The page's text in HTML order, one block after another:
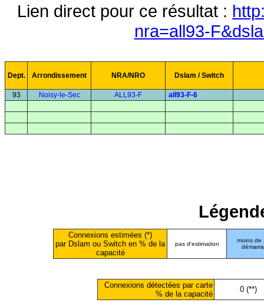
Lien direct pour ce résultat :
nra=all93-
Dept. Arrondissement NRA/NRO Dslam / Switch
93 Noisy-le-Sec ALL93-F all93-F-6
Connexions estimées (*)
par Dslam ou Switch en % de la
capacité
pas d'estimation
moins de
Connexions détectées par carte
% de la capacité
0 (**)